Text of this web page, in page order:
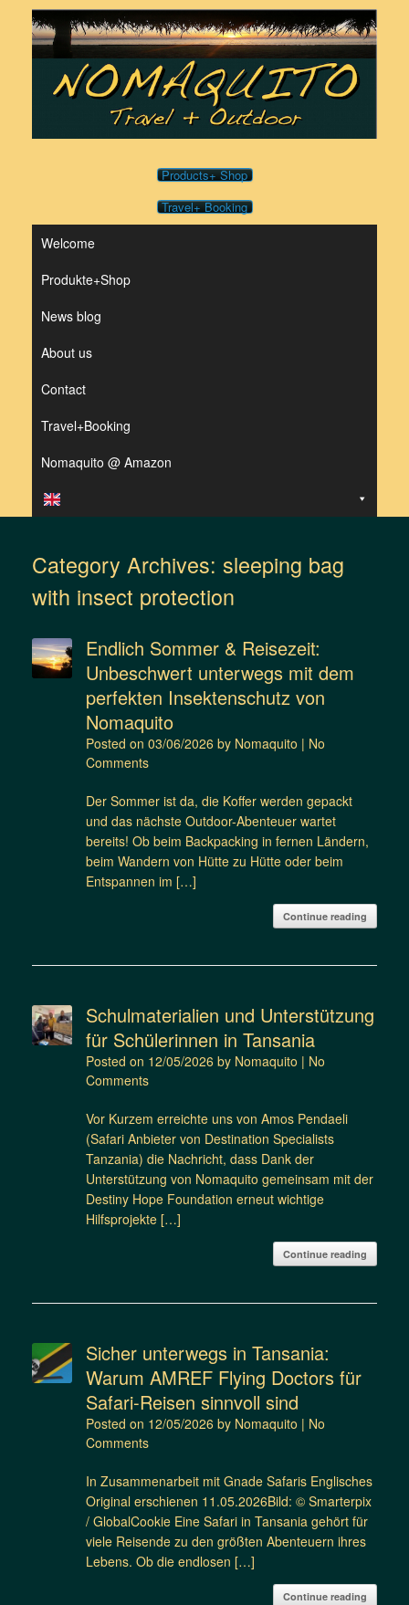
content
Products+ Shop
Travel+ Booking
Welcome
Produkte+Shop
News blog
About us
Contact
Travel+Booking
Nomaquito @ Amazon
Category Archives: sleeping bag
with insect protection
Endlich Sommer & Reisezeit:
Unbeschwert unterwegs mit dem
perfekten Insektenschutz von
Nomaquito
Posted on 03/06/2026 by Nomaquito | No
Comments
Der Sommer ist da, die Koffer werden gepackt
und das nächste Outdoor-Abenteuer wartet
bereits! Ob beim Backpacking in fernen Ländern,
beim Wandern von Hütte zu Hütte oder beim
Entspannen im […]
Continue reading
Schulmaterialien und Unterstützung
für Schülerinnen in Tansania
Posted on 12/05/2026 by Nomaquito | No
Comments
Vor Kurzem erreichte uns von Amos Pendaeli
(Safari Anbieter von Destination Specialists
Tanzania) die Nachricht, dass Dank der
Unterstützung von Nomaquito gemeinsam mit der
Destiny Hope Foundation erneut wichtige
Hilfsprojekte […]
Continue reading
Sicher unterwegs in Tansania:
Warum AMREF Flying Doctors für
Safari-Reisen sinnvoll sind
Posted on 12/05/2026 by Nomaquito | No
Comments
In Zusammenarbeit mit Gnade Safaris Englisches
Original erschienen 11.05.2026Bild: © Smarterpix
/ GlobalCookie Eine Safari in Tansania gehört für
viele Reisende zu den größten Abenteuern ihres
Lebens. Ob die endlosen […]
Continue reading